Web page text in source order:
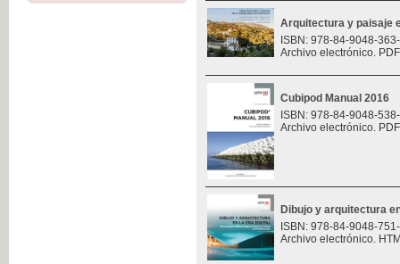
Arquitectura y paisaje
ISBN: 978-84-9048-
Archivo electrónico.
Cubipod Manual 2016
ISBN: 978-84-9048-
Archivo electrónico.
Dibujo y arquitectura
ISBN: 978-84-9048-
Archivo electrónico.